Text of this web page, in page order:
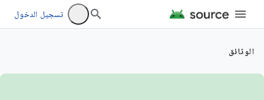
تسجيل الدخول
الوثائق